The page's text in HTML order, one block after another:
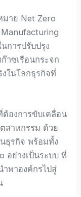
มาย Net Zero
การปรับปรุง
าซเรือนกระจก
ในโลกธุรกิจที่
องการขับเคลื่อน
สาหกรรม ด้วย
ธุรกิจ พร้อมทั้ง
อย่างเป็นระบบ ที่
พาองค์กรไปสู่